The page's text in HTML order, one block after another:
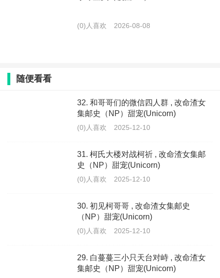
(0)人喜欢 2026-08-08
随便看看
32. 和哥哥们的微信四人群 , 改命渣女
集邮史（NP）甜宠(Unicorn)
(0)人喜欢 2025-12-10
31. 柯氏大楼对战柯祈 , 改命渣女集邮
史（NP）甜宠(Unicorn)
(0)人喜欢 2025-12-10
30. 初见柯哥哥 , 改命渣女集邮史
（NP）甜宠(Unicorn)
(0)人喜欢 2025-12-10
29. 白蔓蔓三小只天台对峙 , 改命渣女
集邮史（NP）甜宠(Unicorn)